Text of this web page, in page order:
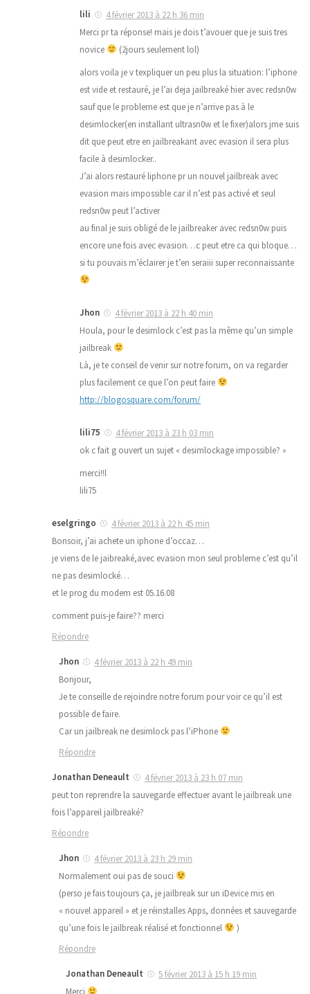
lili
4 février 2013 à 22 h 36 min
Merci pr ta réponse! mais je dois t’avouer que je suis tres
novice
(2jours seulement lol)
alors voila je v texpliquer un peu plus la situation: l’iphone
est vide et restauré, je l’ai deja jailbreaké hier avec redsn0w
sauf que le probleme est que je n’arrive pas à le
desimlocker(en installant ultrasn0w et le fixer)alors jme suis
dit que peut etre en jailbreakant avec evasion il sera plus
facile à desimlocker..
J’ai alors restauré liphone pr un nouvel jailbreak avec
evasion mais impossible car il n’est pas activé et seul
redsn0w peut l’activer
au final je suis obligé de le jailbreaker avec redsn0w puis
encore une fois avec evasion…c peut etre ca qui bloque…
si tu pouvais m’éclairer je t’en seraiii super reconnaissante
Jhon
4 février 2013 à 22 h 40 min
Houla, pour le desimlock c’est pas la même qu’un simple
jailbreak
Là, je te conseil de venir sur notre forum, on va regarder
plus facilement ce que l’on peut faire
http://blogosquare.com/forum/
lili75
4 février 2013 à 23 h 03 min
ok c fait g ouvert un sujet « desimlockage impossible? »
merci!!l
lili75
eselgringo
4 février 2013 à 22 h 45 min
Bonsoir, j’ai achete un iphone d’occaz…
je viens de le jaibreaké,avec evasion mon seul probleme c’est qu’il
ne pas desimlocké…
et le prog du modem est 05.16.08
comment puis-je faire?? merci
Répondre
Jhon
4 février 2013 à 22 h 49 min
Bonjour,
Je te conseille de rejoindre notre forum pour voir ce qu’il est
possible de faire.
Car un jailbreak ne desimlock pas l’iPhone
Répondre
Jonathan Deneault
4 février 2013 à 23 h 07 min
peut ton reprendre la sauvegarde effectuer avant le jailbreak une
fois l’appareil jailbreaké?
Répondre
Jhon
4 février 2013 à 23 h 29 min
Normalement oui pas de souci
(perso je fais toujours ça, je jailbreak sur un iDevice mis en
« nouvel appareil » et je réinstalles Apps, données et sauvegarde
qu’une fois le jailbreak réalisé et fonctionnel
)
Répondre
Jonathan Deneault
5 février 2013 à 15 h 19 min
Merci